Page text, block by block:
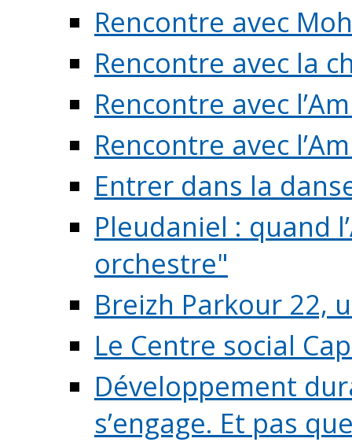
Rencontre avec
Rencontre avec la
Rencontre avec
Rencontre avec
Entrer dans la
Pleudaniel : quand
orchestre"
Breizh Parkour 22,
Le Centre social
Développement
s’engage. Et pas